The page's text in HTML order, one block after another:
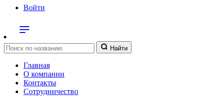
Войти
Найти
Главная
О компании
Контакты
Сотрудничество